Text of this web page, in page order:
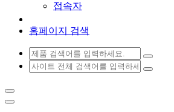
접속자
홈페이지 검색